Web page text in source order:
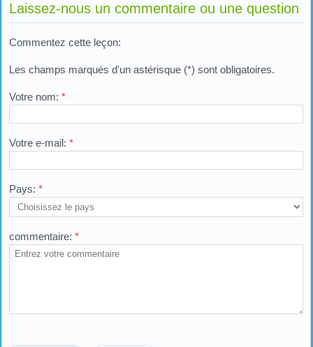
Laissez-nous un commentaire ou une question
Commentez cette leçon:
Les champs marqués d'un astérisque (*) sont obligatoires.
Votre nom: *
Votre e-mail: *
Pays: *
commentaire: *